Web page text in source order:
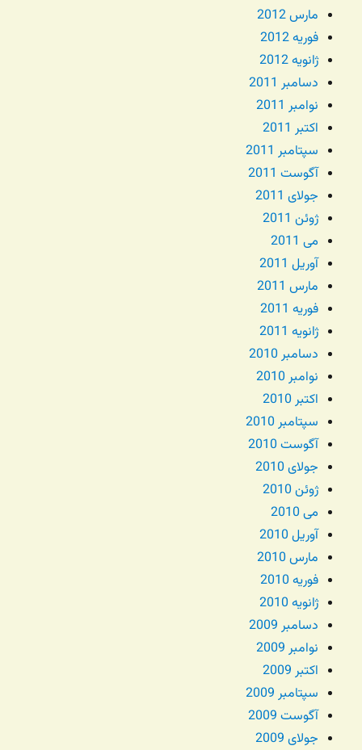
مارس 2012
فوریه 2012
ژانویه 2012
دسامبر 2011
نوامبر 2011
اکتبر 2011
سپتامبر 2011
آگوست 2011
جولای 2011
ژوئن 2011
می 2011
آوریل 2011
مارس 2011
فوریه 2011
ژانویه 2011
دسامبر 2010
نوامبر 2010
اکتبر 2010
سپتامبر 2010
آگوست 2010
جولای 2010
ژوئن 2010
می 2010
آوریل 2010
مارس 2010
فوریه 2010
ژانویه 2010
دسامبر 2009
نوامبر 2009
اکتبر 2009
سپتامبر 2009
آگوست 2009
جولای 2009